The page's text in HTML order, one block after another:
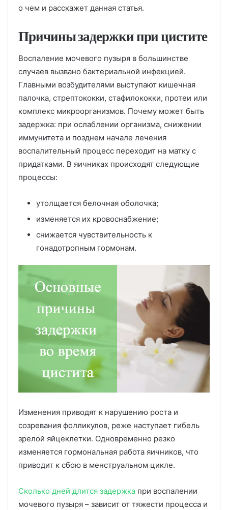
о чем и расскажет данная статья.
Причины задержки при цистите
Воспаление мочевого пузыря в большинстве
случаев вызвано бактериальной инфекцией.
Главными возбудителями выступают кишечная
палочка, стрептококки, стафилококки, протеи или
комплекс микроорганизмов. Почему может быть
задержка: при ослаблении организма, снижении
иммунитета и позднем начале лечения
воспалительный процесс переходит на матку с
придатками. В яичниках происходят следующие
процессы:
утолщается белочная оболочка;
изменяется их кровоснабжение;
снижается чувствительность к
гонадотропным гормонам.
Изменения приводят к нарушению роста и
созревания фолликулов, реже наступает гибель
зрелой яйцеклетки. Одновременно резко
изменяется гормональная работа яичников, что
приводит к сбою в менструальном цикле.
Сколько дней длится задержка при воспалении
мочевого пузыря – зависит от тяжести процесса и